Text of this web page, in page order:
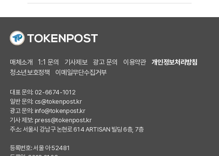
매체소개 1:1 문의 기사제보 광고 문의 이용약관
개인정보처리방침
청소년보호정책
이메일무단수집거부
대표 문의: 02-6674-1012
일반 문의: cs@tokenpost.kr
광고 문의: info@tokenpost.kr
기사 제보: press@tokenpost.kr
주소: 서울시 강남구 논현로 614 ARTISAN 빌딩 6층, 7층
등록번호: 서울 아 52481